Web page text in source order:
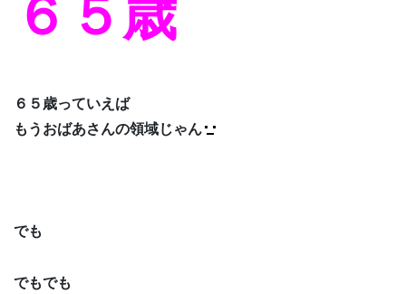
６５歳
６５歳っていえば
もうおばあさんの領域じゃん
でも
でもでも